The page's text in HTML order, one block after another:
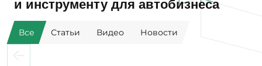
и инструменту для автобизнеса
Все Статьи Видео Новости